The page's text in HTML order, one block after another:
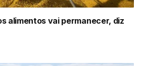
alimentos vai permanecer, diz